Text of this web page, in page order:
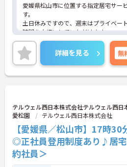
愛媛県松山市に位置する指定居宅サー
す。
土日休みですので、週末はプライベー
時間を大切にしていただけます。
昇給や賞与制度があり頑張りが評価さ
と職員に還元されます。
ご興味のある方には、面接対策ポイン
に詳細をお話しいたしますのでお気軽
さい！
詳細を見る 無
テルウェル西日本株式会社テルウェル西
愛松園
テルウェル西日本株式会社
【愛媛県／松山市】17時
◎正社員登用制度あり♪居
約社員＞